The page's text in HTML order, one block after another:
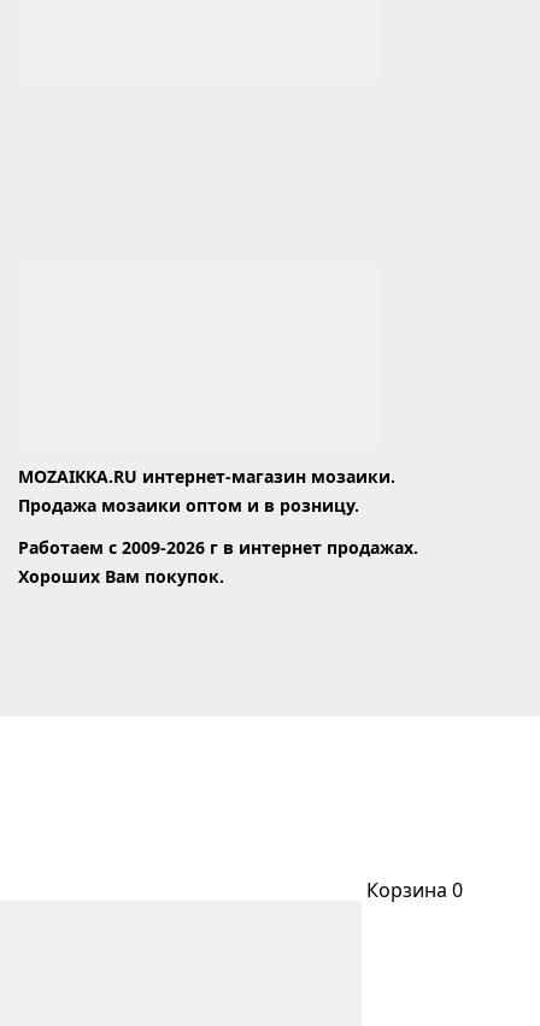
MOZAIKKA.RU интернет-магазин мозаики.
Продажа мозаики оптом и в розницу.
Работаем с 2009-2026 г в интернет продажах.
Хороших Вам покупок.
Корзина 0